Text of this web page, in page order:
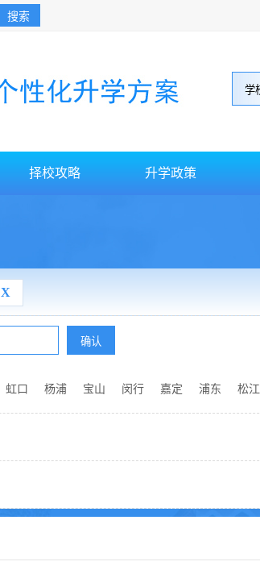
搜索
择校攻略 升学政策
X
确认
虹口 杨浦 宝山 闵行 嘉定 浦东 松江